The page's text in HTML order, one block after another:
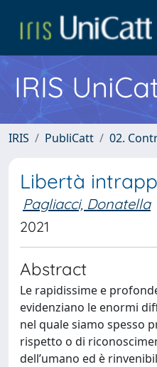
IRIS
IRIS PubliCatt 02.
Libertà
Pagliacci, Donatella
2021
Abstract
Le rapidissime e
evidenziano le enormi
nel quale siamo spesso
rispetto o di
dell’umano ed è